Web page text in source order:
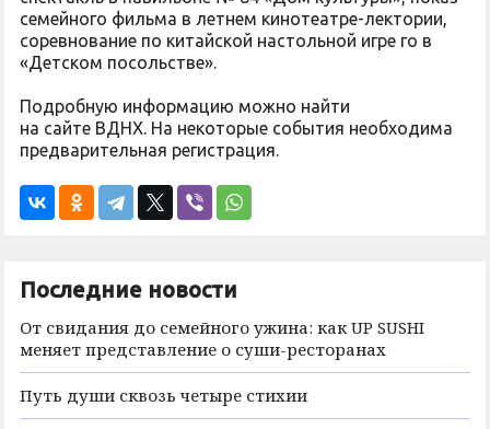
семейного фильма в летнем кинотеатре-лектории,
соревнование по китайской настольной игре го в
«Детском посольстве».
Подробную информацию можно найти
на сайте ВДНХ. На некоторые события необходима
предварительная регистрация.
Последние новости
От свидания до семейного ужина: как UP SUSHI
меняет представление о суши-ресторанах
Путь души сквозь четыре стихии